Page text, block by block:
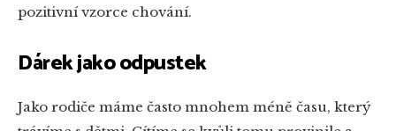
pozitivní vzorce chování.
Dárek jako odpustek
Jako rodiče máme často mnohem méně času, který